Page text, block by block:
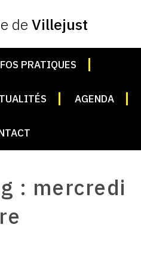
de Villejust
PRATIQUES
AGENDA
: mercredi